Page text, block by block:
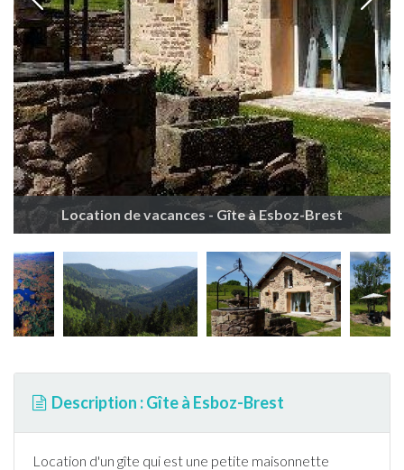
Location de vacances - Gîte à Esboz-Brest
Description : Gîte à Esboz-Brest
Location d'un gîte qui est une petite maisonnette